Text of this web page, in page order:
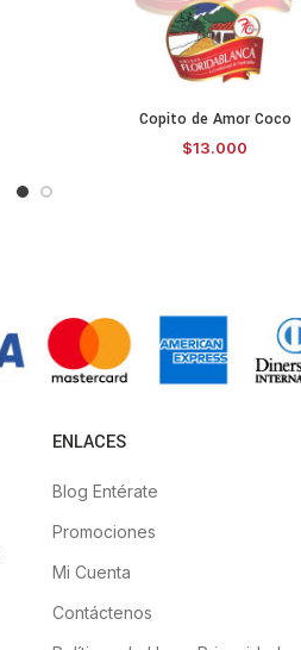
SELECCIONAR
Copito de Amor Coco
$13.000
ENLACES
Blog Entérate
Promociones
Mi Cuenta
Contáctenos